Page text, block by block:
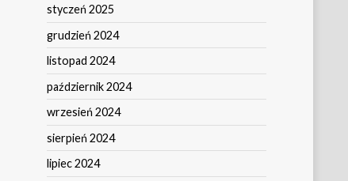
styczeń 2025
grudzień 2024
listopad 2024
październik 2024
wrzesień 2024
sierpień 2024
lipiec 2024